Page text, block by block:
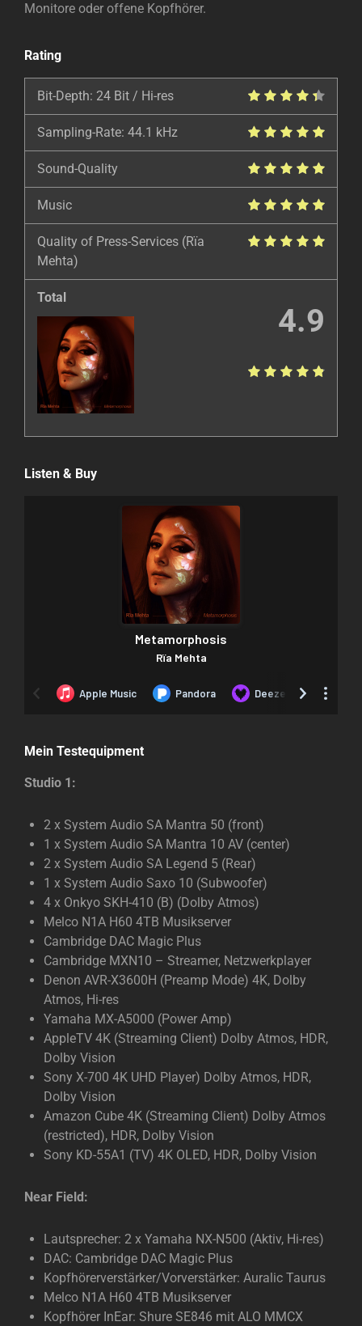
Monitore oder offene Kopfhörer.
Rating
Bit-Depth: 24 Bit / Hi-res
Sampling-Rate: 44.1 kHz
Sound-Quality
Music
Quality of Press-Services (Rïa
Mehta)
4.9
Total
Listen & Buy
Mein Testequipment
Studio 1:
2 x System Audio SA Mantra 50 (front)
1 x System Audio SA Mantra 10 AV (center)
2 x System Audio SA Legend 5 (Rear)
1 x System Audio Saxo 10 (Subwoofer)
4 x Onkyo SKH-410 (B) (Dolby Atmos)
Melco N1A H60 4TB Musikserver
Cambridge DAC Magic Plus
Cambridge MXN10 – Streamer, Netzwerkplayer
Denon AVR-X3600H (Preamp Mode) 4K, Dolby
Atmos, Hi-res
Yamaha MX-A5000 (Power Amp)
AppleTV 4K (Streaming Client) Dolby Atmos, HDR,
Dolby Vision
Sony X-700 4K UHD Player) Dolby Atmos, HDR,
Dolby Vision
Amazon Cube 4K (Streaming Client) Dolby Atmos
(restricted), HDR, Dolby Vision
Sony KD-55A1 (TV) 4K OLED, HDR, Dolby Vision
Near Field:
Lautsprecher: 2 x Yamaha NX-N500 (Aktiv, Hi-res)
DAC: Cambridge DAC Magic Plus
Kopfhörerverstärker/Vorverstärker: Auralic Taurus
Melco N1A H60 4TB Musikserver
Kopfhörer InEar: Shure SE846 mit ALO MMCX